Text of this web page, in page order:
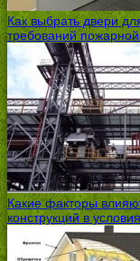
Как выбрать двери
требований
Какие факторы
конструкций в